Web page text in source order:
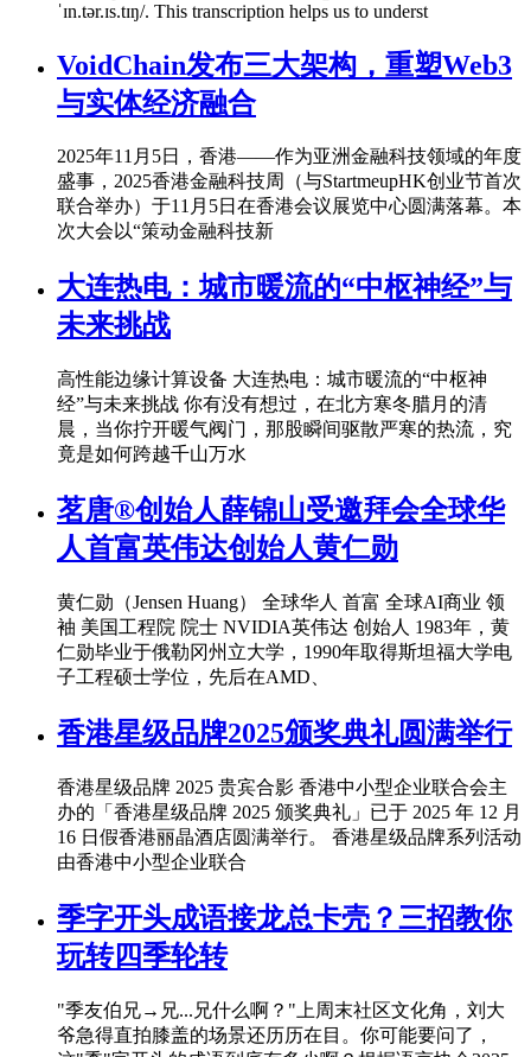
ˈɪn.tər.ɪs.tɪŋ/. This transcription helps us to underst
VoidChain发布三大架构，重塑Web3
与实体经济融合
2025年11月5日，香港——作为亚洲金融科技领域的年度
盛事，2025香港金融科技周（与StartmeupHK创业节首次
联合举办）于11月5日在香港会议展览中心圆满落幕。本
次大会以“策动金融科技新
大连热电：城市暖流的“中枢神经”与
未来挑战
高性能边缘计算设备 大连热电：城市暖流的“中枢神
经”与未来挑战 你有没有想过，在北方寒冬腊月的清
晨，当你拧开暖气阀门，那股瞬间驱散严寒的热流，究
竟是如何跨越千山万水
茗唐®创始人薛锦山受邀拜会全球华
人首富英伟达创始人黄仁勋
黄仁勋（Jensen Huang） 全球华人 首富 全球AI商业 领
袖 美国工程院 院士 NVIDIA英伟达 创始人 1983年，黄
仁勋毕业于俄勒冈州立大学，1990年取得斯坦福大学电
子工程硕士学位，先后在AMD、
香港星级品牌2025颁奖典礼圆满举行
香港星级品牌 2025 贵宾合影 香港中小型企业联合会主
办的「香港星级品牌 2025 颁奖典礼」已于 2025 年 12 月
16 日假香港丽晶酒店圆满举行。 香港星级品牌系列活动
由香港中小型企业联合
季字开头成语接龙总卡壳？三招教你
玩转四季轮转
"季友伯兄→兄...兄什么啊？"上周末社区文化角，刘大
爷急得直拍膝盖的场景还历历在目。你可能要问了，